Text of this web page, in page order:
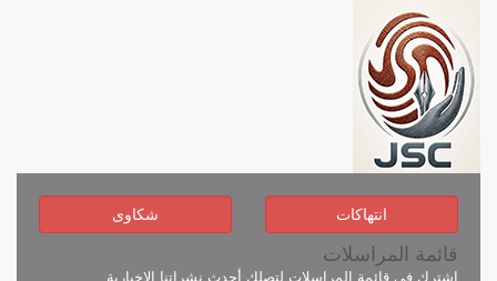
انتهاكات شكاوى
قائمة المراسلات
إشترك في قائمة المراسلات لتصلك أحدث نشراتنا الإخبارية